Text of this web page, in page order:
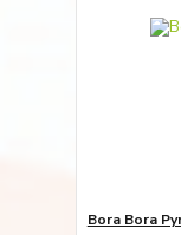
Bora Bora